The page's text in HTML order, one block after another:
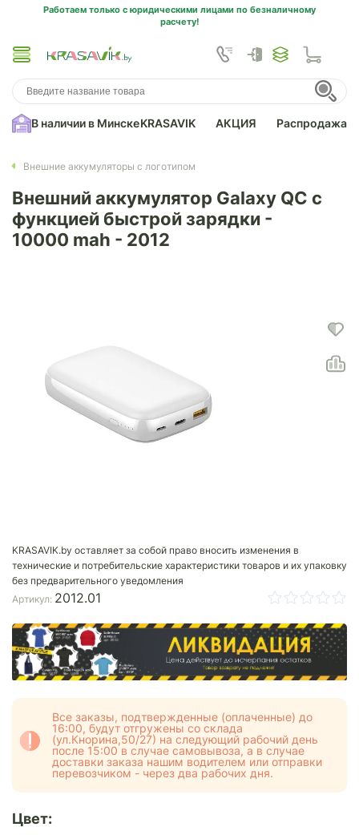
Работаем только с юридическими лицами по безналичному
расчету!
В наличии в МинскеKRASAVIK АКЦИЯ Распродажа
Внешние аккумуляторы с логотипом
Внешний аккумулятор Galaxy QC с
функцией быстрой зарядки -
10000 mah - 2012
KRASAVIK.by оставляет за собой право вносить изменения в
технические и потребительские характеристики товаров и их упаковку
без предварительного уведомления
Артикул: 2012.01
Все заказы, подтвержденные (оплаченные) до
16:00, будут отгружены со склада
(ул.Кнорина,50/27) на следующий рабочий день
после 15:00 в случае самовывоза, а в случае
доставки заказа нашим водителем или отправки
перевозчиком - через два рабочих дня.
Цвет: